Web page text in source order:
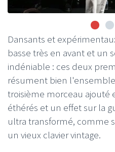
Dansants et
basse très en avant et un
indéniable : ces deux
résument bien
troisième morceau
éthérés et un effet sur la
ultra transformé, comme
un vieux clavier vintage.